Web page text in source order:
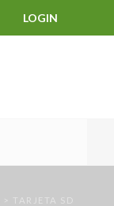
LOGIN
TARJETA SD